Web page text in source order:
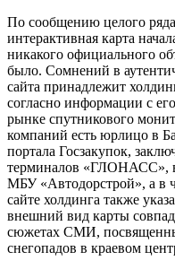
По сообщению целого
интерактивная карта
никакого официального
было. Сомнений в
сайта принадлежит
согласно информации с
рынке спутникового
компаний есть юрлицо в
портала Госзакупок,
терминалов «ГЛОНАСС»,
МБУ «Автодорстрой», а в
сайте холдинга также
внешний вид карты
сюжетах СМИ,
снегопадов в краевом